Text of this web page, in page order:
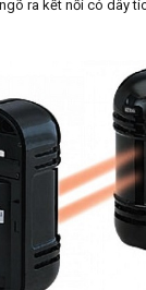
ra kết nối có dây